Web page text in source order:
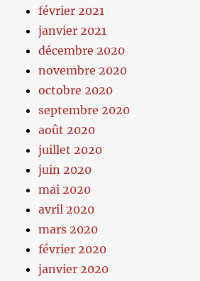
février 2021
janvier 2021
décembre 2020
novembre 2020
octobre 2020
septembre 2020
août 2020
juillet 2020
juin 2020
mai 2020
avril 2020
mars 2020
février 2020
janvier 2020